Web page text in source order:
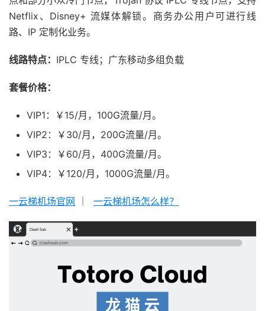
Netflix、Disney+ 流媒体解锁。商务办公用户可进行线
路、IP 定制化业务。
线路特点： IPLC 专线；广东移动多组负载
套餐价格：
VIP1：￥15/月，100G流量/月。
VIP2：￥30/月，200G流量/月。
VIP3：￥60/月，400G流量/月。
VIP4：￥120/月，1000G流量/月。
一云梯机场官网 一云梯机场怎么样？